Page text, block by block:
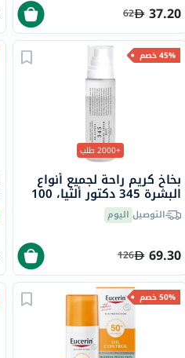
37.20
62
45% خصم
+2000 طلب
بخاخ كريم راحة لجميع أنواع
البشرة 345 دكتور ألثيا، 100
ملالتوصيل اليوم
69.30
126
50% خصم